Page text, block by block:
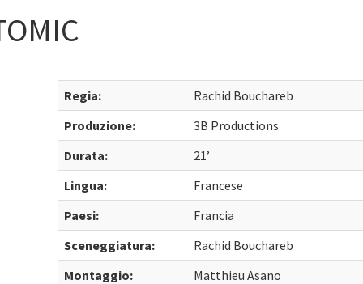
Regia:
Rachid Bouchareb
Produzione:
3B Productions
Durata:
21’
Lingua:
Francese
Paesi:
Francia
Sceneggiatura:
Rachid Bouchareb
Montaggio:
Matthieu Asano